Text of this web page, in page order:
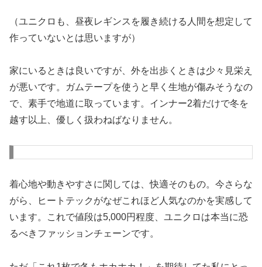
（ユニクロも、昼夜レギンスを履き続ける人間を想定して
作っていないとは思いますが）
家にいるときは良いですが、外を出歩くときは少々見栄え
が悪いです。ガムテープを使うと早く生地が傷みそうなの
で、素手で地道に取っています。インナー2着だけで冬を
越す以上、優しく扱わねばなりません。
着心地や動きやすさに関しては、快適そのもの。今さらな
がら、ヒートテックがなぜこれほど人気なのかを実感して
います。これで値段は5,000円程度、ユニクロは本当に恐
るべきファッションチェーンです。